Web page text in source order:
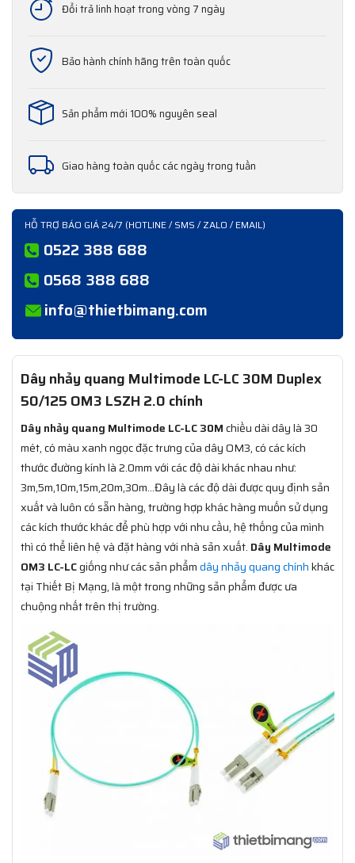
Đổi trả linh hoạt trong vòng 7 ngày
Bảo hành chính hãng trên toàn quốc
Sản phẩm mới 100% nguyên seal
Giao hàng toàn quốc các ngày trong tuần
HỖ TRỢ BÁO GIÁ 24/7 (HOTLINE / SMS / ZALO / EMAIL)
0522 388 688
0568 388 688
info@thietbimang.com
Dây nhảy quang Multimode LC-LC 30M Duplex
50/125 OM3 LSZH 2.0 chính
Dây nhảy quang Multimode LC-LC 30Mchiều dài dây là 30
mét, có màu xanh ngọc đặc trưng của dây OM3, có các kích
thước đường kính là 2.0mm với các độ dài khác nhau như:
3m,5m,10m,15m,20m,30m…Đây là các độ dài được quy định sản
xuất và luôn có sẵn hàng, trường hợp khác hàng muốn sử dụng
các kích thước khác để phù hợp với nhu cầu, hệ thống của mình
thì có thể liên hệ và đặt hàng với nhà sản xuất. Dây Multimode
OM3 LC-LCgiống như các sản phẩmdây nhảy quang chínhkhác
tại Thiết Bị Mạng, là một trong những sản phẩm được ưa
chuộng nhất trên thị trường.